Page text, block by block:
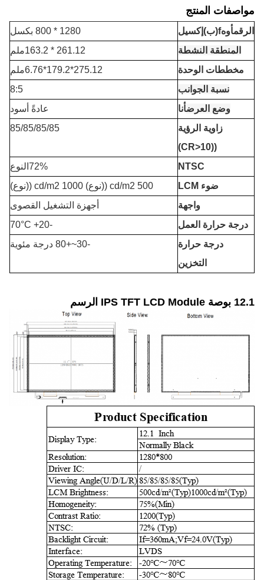
مواصفات المنتج
الرقمأوهf(ب)إكسيل
1280 * 800 بكسل
المنطقة النشطة
261.12 * 163.2ملم
مخططات الوحدة
275.12*179.2*6.76ملم
نسبة الجوانب
8:5
وضع العرضأنا
عادةً أسود
زاوية الرؤية
((CR>10)
85/85/85/85
NTSC
72%النوع
ضوء LCM
500 cd/m2 ((نوع) 1000 cd/m2 ((نوع)
واجهة
أجهزة التشغيل القصوى
درجة حرارة العمل
-20
+ 7
0°C
درجة حرارة
التخزين
-30~+80 درجة مئوية
12.1 بوصة IPS TFT LCD Module الرسم